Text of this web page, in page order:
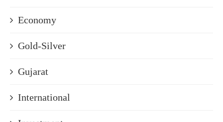
Economy
Gold-Silver
Gujarat
International